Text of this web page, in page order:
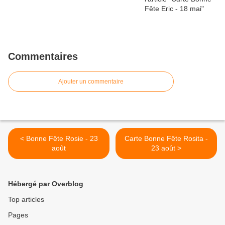
Commentaires
Ajouter un commentaire
< Bonne Fête Rosie - 23
août
Carte Bonne Fête Rosita -
23 août >
Hébergé par Overblog
Top articles
Pages